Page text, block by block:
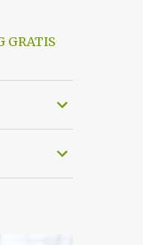
GRATIS